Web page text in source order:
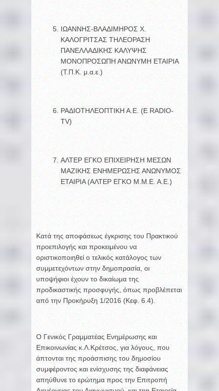
ΙΩΑΝΝΗΣ-ΒΛΑΔΙΜΗΡΟΣ Χ.
ΚΑΛΟΓΡΙΤΣΑΣ ΤΗΛΕΟΡΑΣΗ
ΠΑΝΕΛΛΑΔΙΚΗΣ ΚΑΛΥΨΗΣ
ΜΟΝΟΠΡΟΣΩΠΗ ΑΝΩΝΥΜΗ ΕΤΑΙΡΙΑ
(Τ.Π.Κ. μ.α.ε.)
ΡΑΔΙΟΤΗΛΕΟΠΤΙΚΗ Α.Ε. (E RADIO-
TV)
ΑΛΤΕΡ ΕΓΚΟ ΕΠΙΧΕΙΡΗΣΗ ΜΕΣΩΝ
ΜΑΖΙΚΗΣ ΕΝΗΜΕΡΩΣΗΣ ΑΝΩΝΥΜΟΣ
ΕΤΑΙΡΙΑ (ΑΛΤΕΡ ΕΓΚΟ Μ.Μ.Ε. Α.Ε.)
Κατά της αποφάσεως έγκρισης του Πρακτικού
προεπιλογής και προκειμένου να
οριστικοποιηθεί ο τελικός κατάλογος των
συμμετεχόντων στην δημοπρασία, οι
υποψήφιοι έχουν το δικαίωμα της
προδικαστικής προσφυγής, όπως προβλέπεται
από την Προκήρυξη 1/2016 (Κεφ. 6.4).
Ο Γενικός Γραμματέας Ενημέρωσης και
Επικοινωνίας κ.Λ.Κρέτσος, για λόγους, που
άπτονται της προάσπισης του δημοσίου
συμφέροντος και ενίσχυσης της διαφάνειας
απηύθυνε το ερώτημα προς την Επιτροπή